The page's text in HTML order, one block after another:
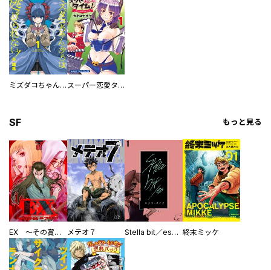
ミズダコちゃんからは逃げられない！ スーパー恋愛タイム！～現場でドＳな彼女は自宅でデレる～
SF もっと見る
EX ～その賞金稼ぎは、世界の出口を探す～【単行本版】 メテオ７ Stella bit／es【単話版】 終末ミッケ